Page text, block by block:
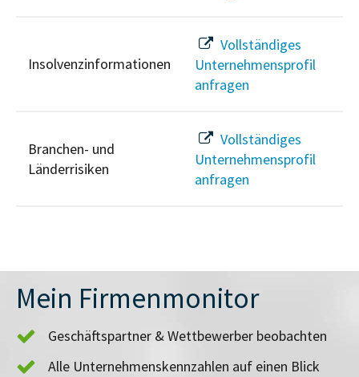
Insolvenzinformationen
Vollständiges
Unternehmensprofil
anfragen
Branchen- und
Länderrisiken
Vollständiges
Unternehmensprofil
anfragen
Mein Firmenmonitor
Geschäftspartner & Wettbewerber beobachten
Alle Unternehmenskennzahlen auf einen Blick